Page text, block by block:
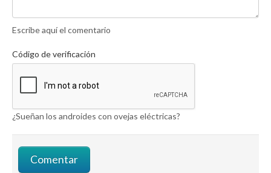
Escribe aquí el comentario
Código de verificación
¿Sueñan los androides con ovejas eléctricas?